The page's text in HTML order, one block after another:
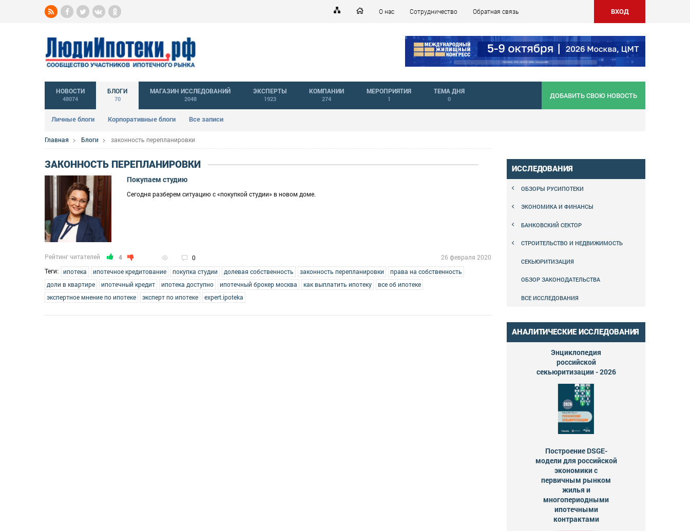
О нас Сотрудничество Обратная связь ВХОД
НОВОСТИ
48074
БЛОГИ
70
Личные блоги Корпоративные блоги Все записи
МАГАЗИН ИССЛЕДОВАНИЙ
2048
ЭКСПЕРТЫ
1923
КОМПАНИИ
274
МЕРОПРИЯТИЯ
1
ТЕМА ДНЯ
0 ДОБАВИТЬ СВОЮ НОВОСТЬ
Главная Блоги законность перепланировки
ЗАКОННОСТЬ ПЕРЕПЛАНИРОВКИ
Покупаем студию
Сегодня разберем ситуацию с «покупкой студии» в новом доме.
Рейтинг читателей 4 0
26 февраля 2020
Теги:
ипотека ипотечное кредитование покупка студии долевая собственность законность перепланировки
права на собственность
доли в квартире
ипотечный кредит ипотека доступно ипотечный брокер москва как выплатить ипотеку
все об ипотеке
экспертное мнение по ипотеке
эксперт по ипотеке expert.ipoteka
ИССЛЕДОВАНИЯ
ОБЗОРЫ РУСИПОТЕКИ
ЭКОНОМИКА И ФИНАНСЫ
БАНКОВСКИЙ СЕКТОР
СТРОИТЕЛЬСТВО И НЕДВИЖИМОСТЬ
СЕКЬЮРИТИЗАЦИЯ
ОБЗОР ЗАКОНОДАТЕЛЬСТВА
ВСЕ ИССЛЕДОВАНИЯ
АНАЛИТИЧЕСКИЕ ИССЛЕДОВАНИЯ
Энциклопедия
российской
секьюритизации - 2026
Построение DSGE-
модели для российской
экономики с
первичным рынком
жилья и
многопериодными
ипотечными
контрактами